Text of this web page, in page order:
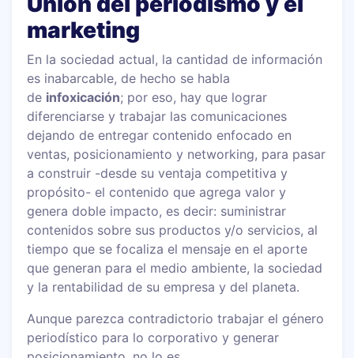
marketing
En la sociedad actual, la cantidad de información
es inabarcable, de hecho se habla
de infoxicación; por eso, hay que lograr
diferenciarse y trabajar las comunicaciones
dejando de entregar contenido enfocado en
ventas, posicionamiento y networking, para pasar
a construir -desde su ventaja competitiva y
propósito- el contenido que agrega valor y
genera doble impacto, es decir: suministrar
contenidos sobre sus productos y/o servicios, al
tiempo que se focaliza el mensaje en el aporte
que generan para el medio ambiente, la sociedad
y la rentabilidad de su empresa y del planeta.
Aunque parezca contradictorio trabajar el género
periodístico para lo corporativo y generar